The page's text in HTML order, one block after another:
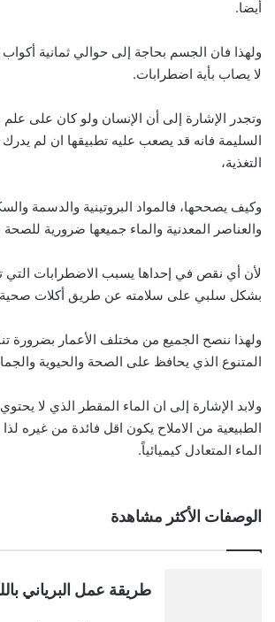
أيضا.
ولهذا فان الجسم بحاجة إلى حوالي ثمانية
لا يصاب بأية اضطرابات.
وتجدر الإشارة إلى أن الإنسان ولو كان على
السليمة فانه قد يصعب عليه تطبيقها ان لم
التغذية،
وكيف يصححها، فالمواد البروتينية والدسمة
والعناصر المعدنية والماء جميعها ضرورية للصحة
لأن أي نقص في إحداها يسبب الاضطرابات
بشكل سلبي على سلامته عن طريق أكلات صحية
ولهذا ننصح الجميع من مختلف الأعمار بضرورة
المتنوع الذي يحافظ على الصحة والحيوية
ولابد الإشارة إلى ان الماء المقطر الذي لا
الطبيعية من الاملاح يكون اقل فائدة من
الماء المتعادل كيميائياً.
الوصفات الأكثر مشاهدة